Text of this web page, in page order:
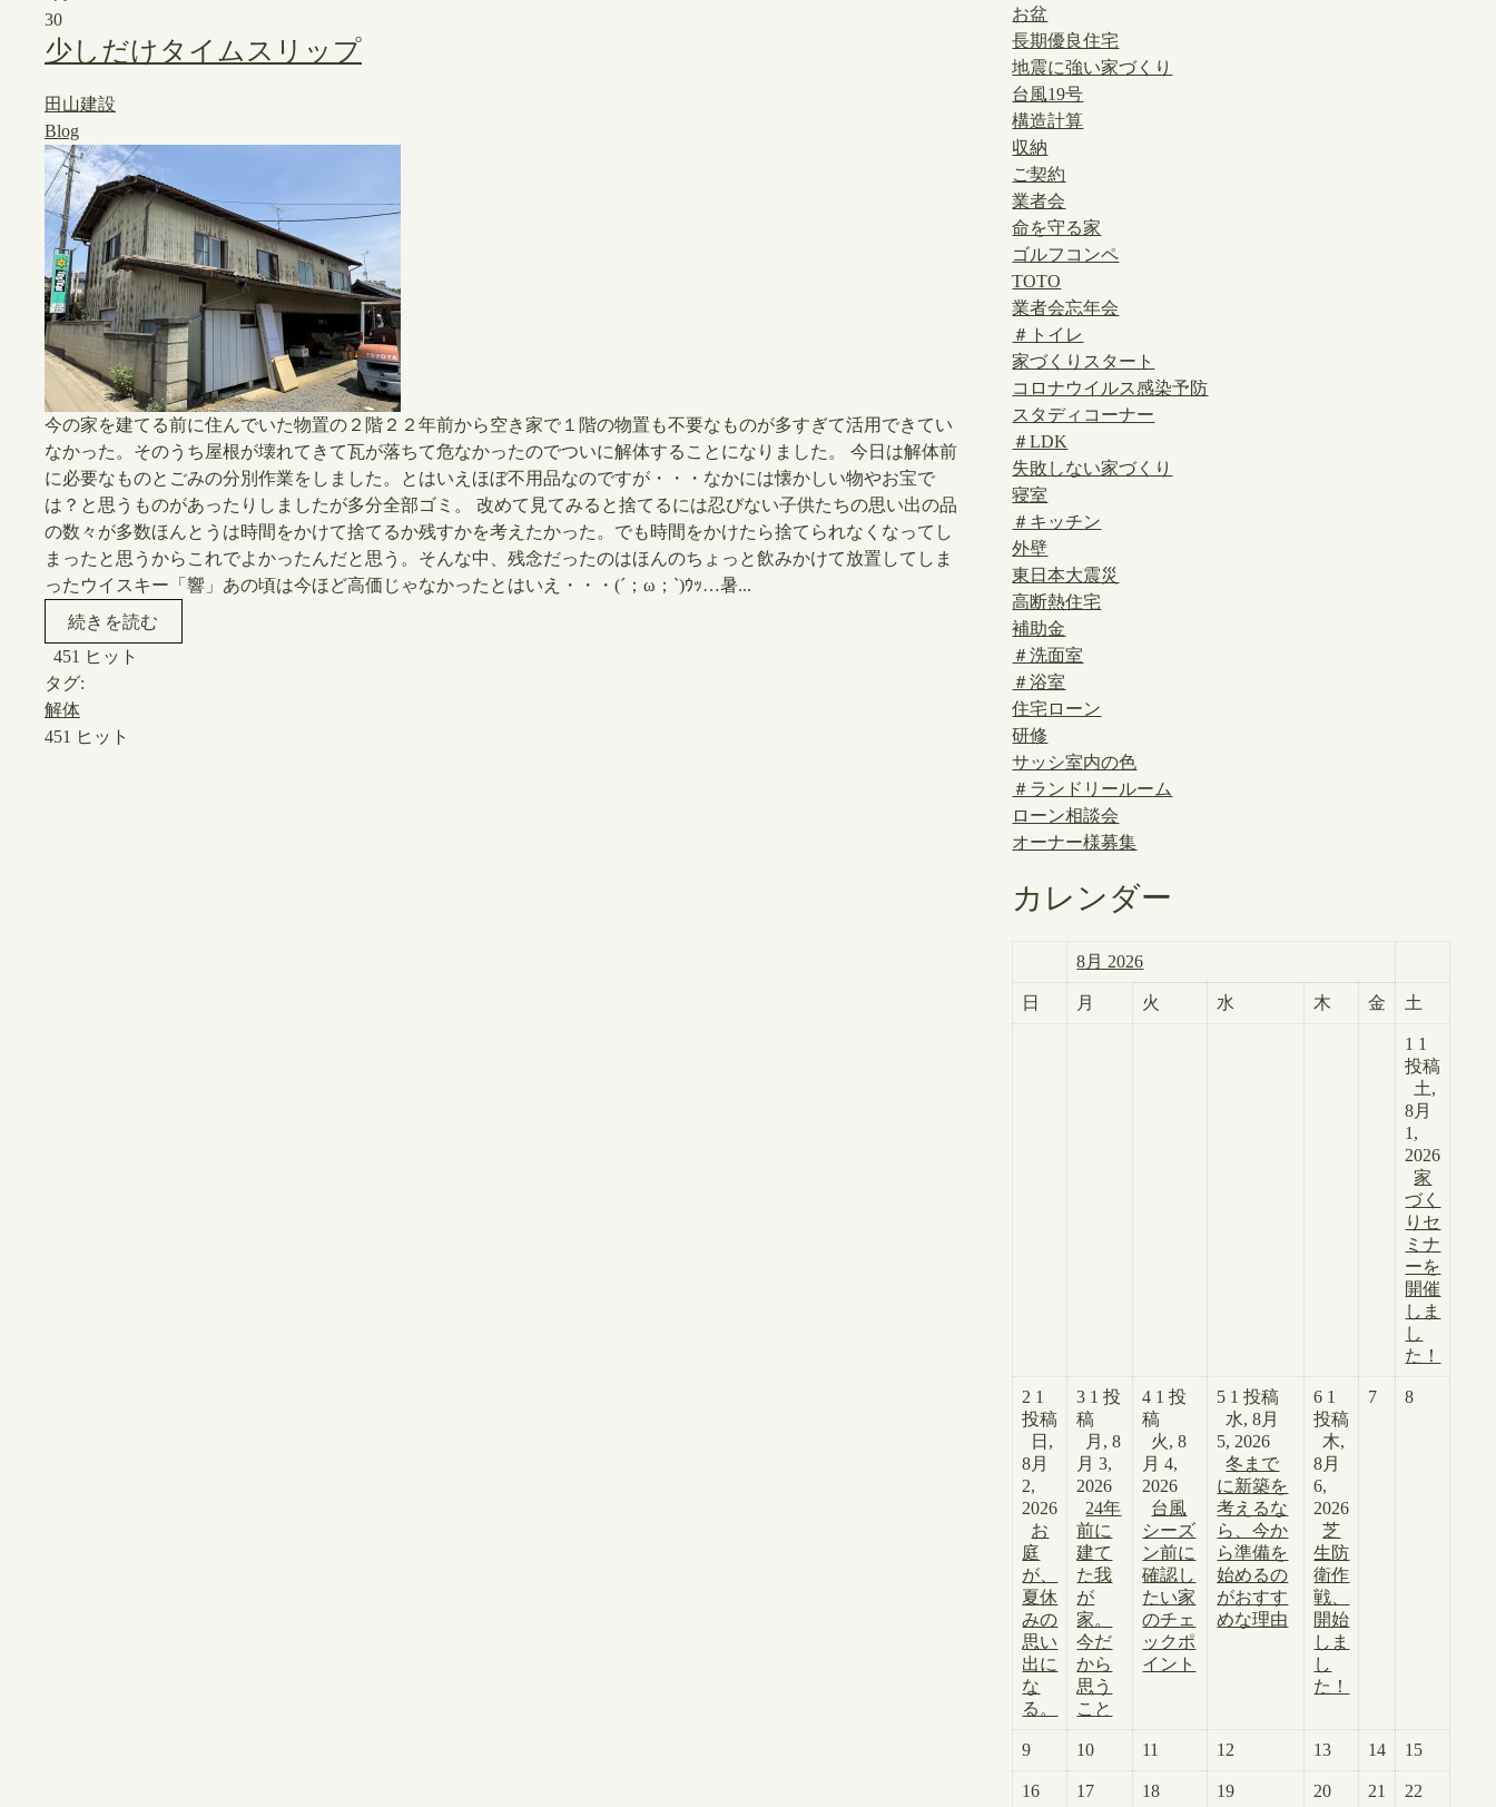
30
少しだけタイムスリップ
田山建設
Blog
今の家を建てる前に住んでいた物置の２階２２年前から空き家で１階の物置も不要なものが多すぎて活用できてい
なかった。そのうち屋根が壊れてきて瓦が落ちて危なかったのでついに解体することになりました。 今日は解体前
に必要なものとごみの分別作業をしました。とはいえほぼ不用品なのですが・・・なかには懐かしい物やお宝で
は？と思うものがあったりしましたが多分全部ゴミ。 改めて見てみると捨てるには忍びない子供たちの思い出の品
の数々が多数ほんとうは時間をかけて捨てるか残すかを考えたかった。でも時間をかけたら捨てられなくなってし
まったと思うからこれでよかったんだと思う。そんな中、残念だったのはほんのちょっと飲みかけて放置してしま
ったウイスキー「響」あの頃は今ほど高価じゃなかったとはいえ・・・(´；ω；`)ｳｯ…暑...
続きを読む
451 ヒット
タグ:
解体
451 ヒット
お盆
長期優良住宅
地震に強い家づくり
台風19号
構造計算
収納
ご契約
業者会
命を守る家
ゴルフコンペ
TOTO
業者会忘年会
＃トイレ
家づくりスタート
コロナウイルス感染予防
スタディコーナー
＃LDK
失敗しない家づくり
寝室
＃キッチン
外壁
東日本大震災
高断熱住宅
補助金
＃洗面室
＃浴室
住宅ローン
研修
サッシ室内の色
＃ランドリールーム
ローン相談会
オーナー様募集
カレンダー
8月 2026
日 月 火 水 木 金 土
1 1
投稿
土,
8月
1,
2026
家
づく
りセ
ミナ
ーを
開催
しま
し
た！
2 1
投稿
日,
8月
2,
2026
お
庭
が、
夏休
みの
思い
出に
な
る。
3 1 投
稿
月, 8
月 3,
2026
24年
前に
建て
た我
が
家。
今だ
から
思う
こと
4 1 投
稿
火, 8
月 4,
2026
台風
シーズ
ン前に
確認し
たい家
のチェ
ックポ
イント
5 1 投稿
水, 8月
5, 2026
冬まで
に新築を
考えるな
ら、今か
ら準備を
始めるの
がおすす
めな理由
6 1
投稿
木,
8月
6,
2026
芝
生防
衛作
戦、
開始
しま
し
た！
7 8
9 10 11 12 13 14 15
16 17 18 19 20 21 22